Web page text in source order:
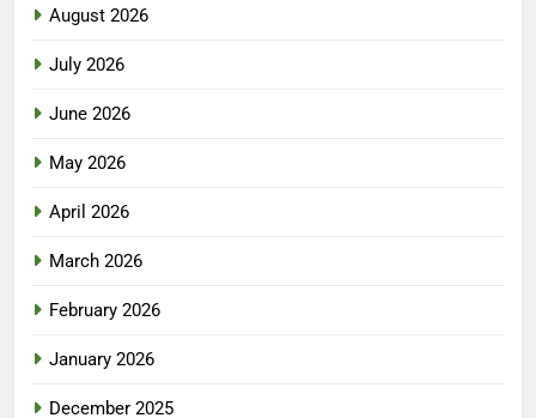
August 2026
July 2026
June 2026
May 2026
April 2026
March 2026
February 2026
January 2026
December 2025